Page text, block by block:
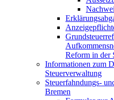
Reform in der
Informationen zum
Steuerverwaltung
Steuerfahndungs-
Bremen